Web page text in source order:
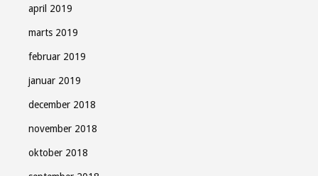
april 2019
marts 2019
februar 2019
januar 2019
december 2018
november 2018
oktober 2018